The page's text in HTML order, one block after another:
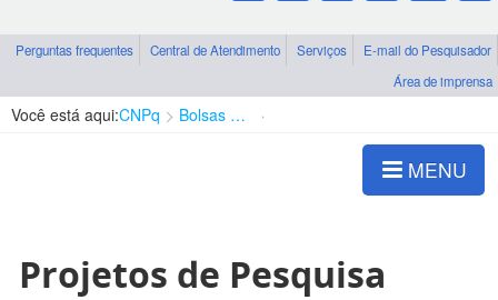
Perguntas frequentes Central de Atendimento Serviços
E-mail do Pesquisador
Área de imprensa
Você está aqui:CNPq Bolsas e Auxílios Vigentes
MENU
Projetos de Pesquisa